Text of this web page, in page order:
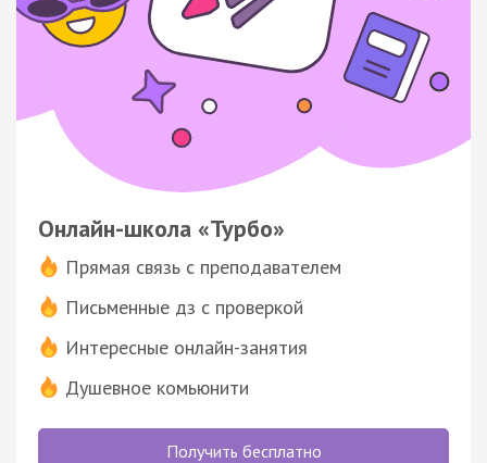
Онлайн-школа «Турбо»
Прямая связь с преподавателем
Письменные дз с проверкой
Интересные онлайн-занятия
Душевное комьюнити
Получить бесплатно